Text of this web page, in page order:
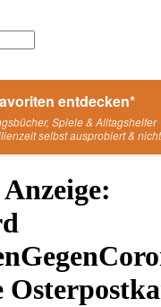
entdecken*
Spiele & Alltagshelfer
selbst ausprobiert &